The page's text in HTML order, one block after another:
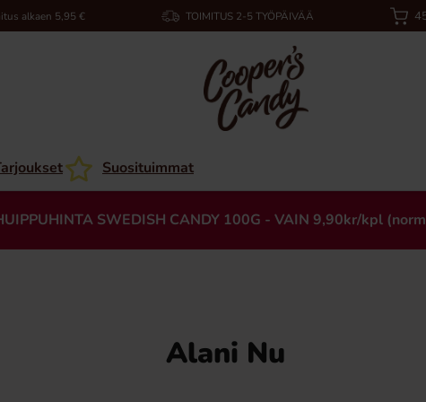
alkaen 5,95 € TOIMITUS 2-5 TYÖPÄIVÄÄ
Suosituimmat
SWEDISH CANDY 100G - VAIN 9,90kr/kpl
Alani Nu